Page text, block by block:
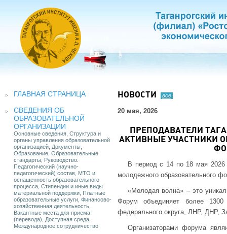
ГЛАВНАЯ СТРАНИЦА
СВЕДЕНИЯ ОБ
ОБРАЗОВАТЕЛЬНОЙ
ОРГАНИЗАЦИИ
Основные сведения, Структура и
органы управления образовательной
организацией, Документы,
Образование, Образовательные
стандарты, Руководство.
Педагогический (научно-
педагогический) состав, МТО и
оснащенность образовательного
процесса, Стипендии и иные виды
материальной поддержки, Платные
образовательные услуги, Финансово-
хозяйственная деятельность,
Вакантные места для приема
(перевода), Доступная среда,
Международное сотрудничество
НОВОСТИ все
20 мая, 2026
ПРЕПОДАВАТЕЛИ
АКТИВНЫЕ УЧАСТНИКИ
В период с 14 по 18 мая 2026
молодежного образовательного
«Молодая волна» – это
Форум объединяет более 1300
федерального округа, ЛНР, ДНР,
Организаторами форума